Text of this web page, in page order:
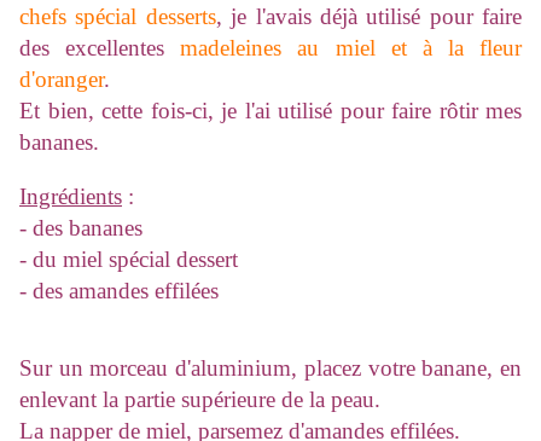
chefs spécial desserts, je l'avais déjà utilisé pour faire
des excellentesmadeleines au miel et à la fleur
d'oranger.
Et bien, cette fois-ci, je l'ai utilisé pour faire rôtir mes
bananes.
Ingrédients :
- des bananes
- du miel spécial dessert
- des amandes effilées
Sur un morceau d'aluminium, placez votre banane, en
enlevant la partie supérieure de la peau.
La napper de miel, parsemez d'amandes effilées.